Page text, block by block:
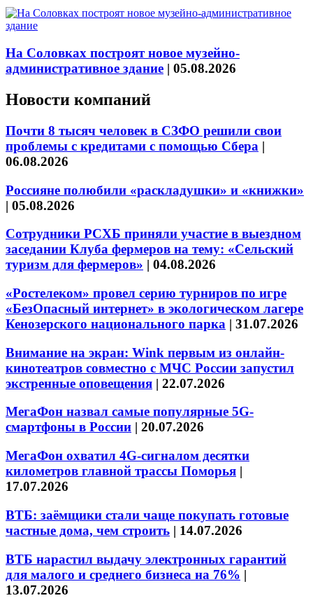
На Соловках построят новое музейно-
административное здание | 05.08.2026
Новости компаний
Почти 8 тысяч человек в СЗФО решили свои
проблемы с кредитами с помощью Сбера |
06.08.2026
Россияне полюбили «раскладушки» и «книжки»
| 05.08.2026
Сотрудники РСХБ приняли участие в выездном
заседании Клуба фермеров на тему: «Сельский
туризм для фермеров» | 04.08.2026
«Ростелеком» провел серию турниров по игре
«БезОпасный интернет» в экологическом лагере
Кенозерского национального парка | 31.07.2026
Внимание на экран: Wink первым из онлайн-
кинотеатров совместно с МЧС России запустил
экстренные оповещения | 22.07.2026
МегаФон назвал самые популярные 5G-
смартфоны в России | 20.07.2026
МегаФон охватил 4G-сигналом десятки
километров главной трассы Поморья |
17.07.2026
ВТБ: заёмщики стали чаще покупать готовые
частные дома, чем строить | 14.07.2026
ВТБ нарастил выдачу электронных гарантий
для малого и среднего бизнеса на 76% |
13.07.2026